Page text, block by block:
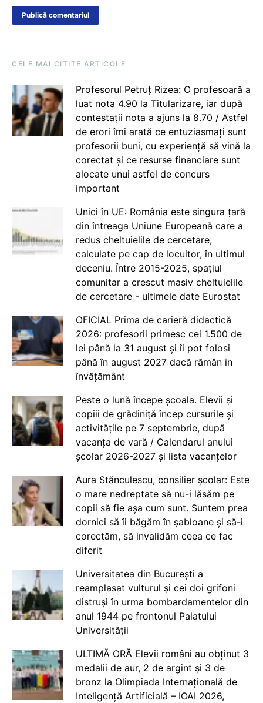
CELE MAI CITITE ARTICOLE
Profesorul Petruț Rizea: O profesoară a
luat nota 4.90 la Titularizare, iar după
contestații nota a ajuns la 8.70 / Astfel
de erori îmi arată ce entuziasmați sunt
profesorii buni, cu experiență să vină la
corectat și ce resurse financiare sunt
alocate unui astfel de concurs
important
Unici în UE: România este singura țară
din întreaga Uniune Europeană care a
redus cheltuielile de cercetare,
calculate pe cap de locuitor, în ultimul
deceniu. Între 2015-2025, spațiul
comunitar a crescut masiv cheltuielile
de cercetare - ultimele date Eurostat
OFICIAL Prima de carieră didactică
2026: profesorii primesc cei 1.500 de
lei până la 31 august și îi pot folosi
până în august 2027 dacă rămân în
învățământ
Peste o lună începe școala. Elevii și
copiii de grădiniță încep cursurile și
activitățile pe 7 septembrie, după
vacanța de vară / Calendarul anului
școlar 2026-2027 și lista vacanțelor
Aura Stănculescu, consilier școlar: Este
o mare nedreptate să nu-i lăsăm pe
copii să fie așa cum sunt. Suntem prea
dornici să îi băgăm în șabloane și să-i
corectăm, să invalidăm ceea ce fac
diferit
Universitatea din București a
reamplasat vulturul și cei doi grifoni
distruși în urma bombardamentelor din
anul 1944 pe frontonul Palatului
Universității
ULTIMĂ ORĂ Elevii români au obținut 3
medalii de aur, 2 de argint și 3 de
bronz la Olimpiada Internațională de
Inteligență Artificială – IOAI 2026,